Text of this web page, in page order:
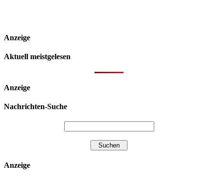
Anzeige
Aktuell meistgelesen
Anzeige
Nachrichten-Suche
Anzeige